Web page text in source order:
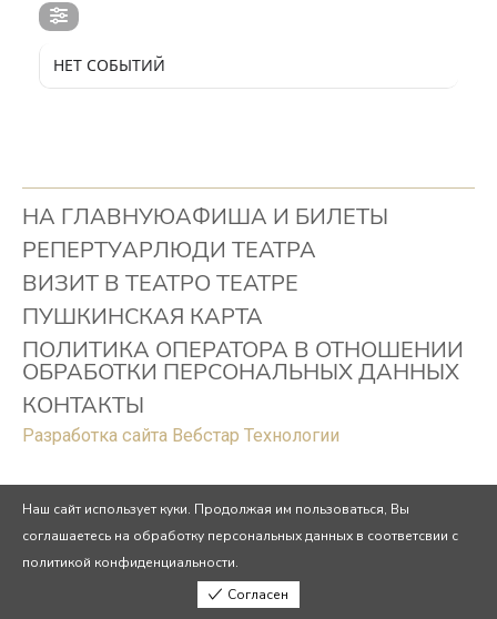
НЕТ СОБЫТИЙ
НА ГЛАВНУЮАФИША И БИЛЕТЫ
РЕПЕРТУАРЛЮДИ ТЕАТРА
ВИЗИТ В ТЕАТРО ТЕАТРЕ
ПУШКИНСКАЯ КАРТА
ПОЛИТИКА ОПЕРАТОРА В ОТНОШЕНИИ
ОБРАБОТКИ ПЕРСОНАЛЬНЫХ ДАННЫХ
КОНТАКТЫ
Разработка сайта Вебстар Технологии
Наш сайт использует куки. Продолжая им пользоваться, Вы
соглашаетесь на обработку персональных данных в соответсвии с
политикой конфиденциальности.
Согласен